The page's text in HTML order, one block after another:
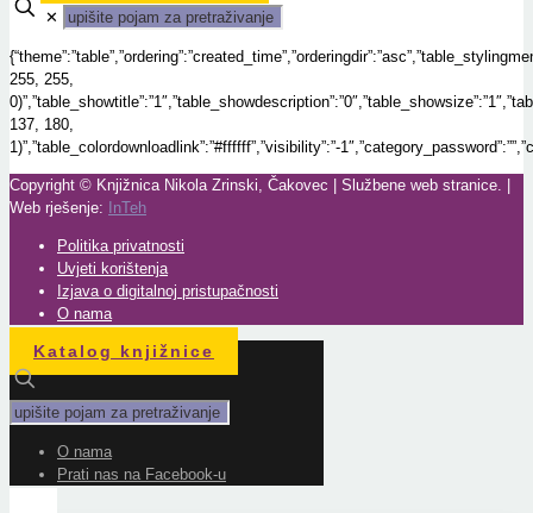
✕
255, 255,
137, 180,
1)”,”table_colordownloadlink”:”#ffffff”,”visibility”:”-
Copyright © Knjižnica Nikola Zrinski, Čakovec | Službene web stranice. |
Web rješenje:
InTeh
Politika privatnosti
Uvjeti korištenja
Izjava o digitalnoj pristupačnosti
O nama
Katalog knjižnice
O nama
Prati nas na Facebook-u